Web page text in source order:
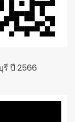
รี ปี 2566